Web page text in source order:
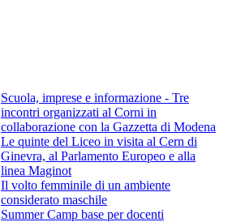
Scuola, imprese e informazione - Tre
incontri organizzati al Corni in
collaborazione con la Gazzetta di Modena
Le quinte del Liceo in visita al Cern di
Ginevra, al Parlamento Europeo e alla
linea Maginot
Il volto femminile di un ambiente
considerato maschile
Summer Camp base per docenti